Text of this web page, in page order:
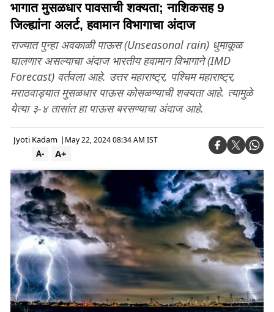
भागात मुसळधार पावसाची शक्यता; नाशिकसह 9
जिल्ह्यांना अलर्ट, हवामान विभागाचा अंदाज
राज्यात पुन्हा अवकाळी पाऊस (Unseasonal rain) धुमाकूळ
घालणार असल्याचा अंदाज भारतीय हवामान विभागाने (IMD
Forecast) वर्तवला आहे. उत्तर महाराष्ट्र, पश्चिम महाराष्ट्र,
मराठवाड्यात मुसळधार पाऊस कोसळण्याची शक्यता आहे. त्यामुळे
येत्या ३-४ तासांत हा पाऊस बरसण्याचा अंदाज आहे.
Jyoti Kadam | May 22, 2024 08:34 AM IST
A+
A-